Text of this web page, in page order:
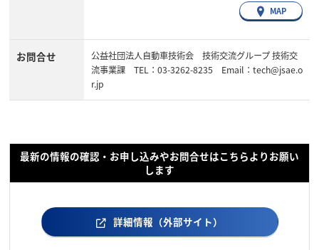
MAP
お問合せ
公益社団法人自動車技術会 技術交流グループ 技術交
流事業課 TEL：03-3262-8235 Email：tech@jsae.o
r.jp
最新の情報の確認・お申し込みやお問合せはこちらよりお願い
します
詳細情報（外部サイト）